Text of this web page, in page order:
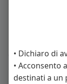
About
• Dichiaro di
• Acconsento
destinati a un